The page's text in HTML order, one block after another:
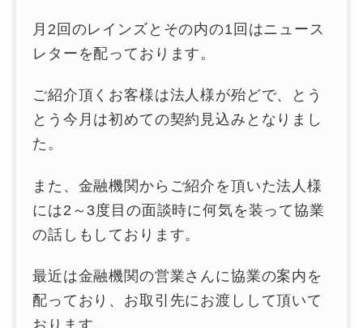
月2回のレインズとその内の1回はニュース
レターを配っております。
ご紹介頂くお客様は法人様が殆どで、とう
とう今月は初めての契約見込みとなりまし
た。
また、金融機関からご紹介を頂いた法人様
には2～3度目の面談時に何気を装って協業
の話しもしております。
最近は金融機関の営業さんに協業の案内を
配っており、お取引先にお渡しして頂いて